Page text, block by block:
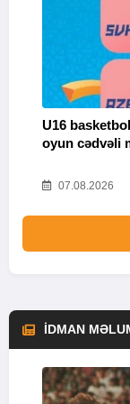
U16
oyun cədvəli
07.08.2026
İDMAN